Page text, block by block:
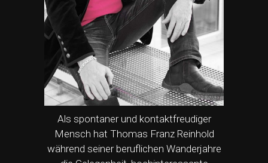
Als spontaner und kontaktfreudiger
Mensch hat Thomas Franz Reinhold
während seiner beruflichen Wanderjahre